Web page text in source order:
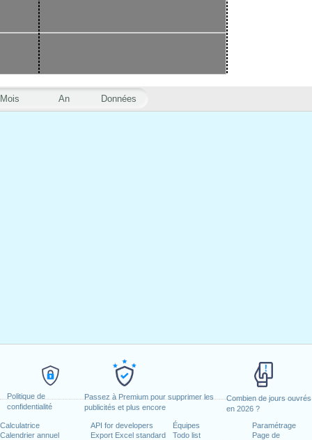
Politique de
confidentialité
Passez à Premium pour supprimer les
publicités et plus encore
Combien de jours ouvrés
en 2026 ?
Calculatrice
Calendrier annuel
API for developers
Export Excel standard
Équipes
Todo list
Paramétrage
Page de
Mois An Données